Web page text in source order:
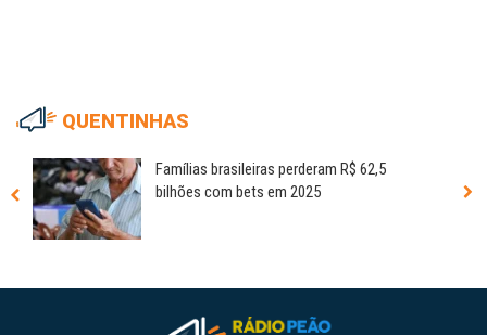
QUENTINHAS
Famílias brasileiras perderam R$ 62,5
bilhões com bets em 2025